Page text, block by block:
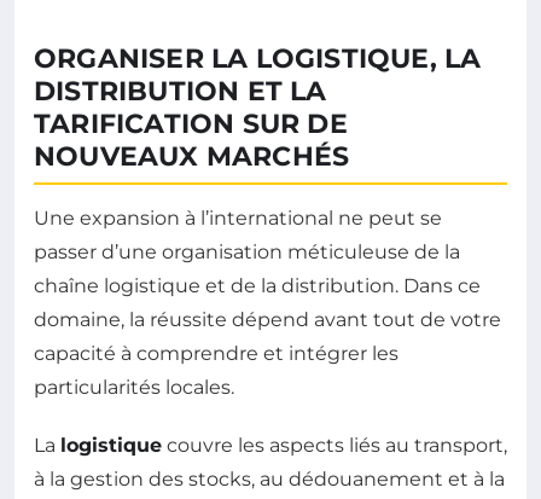
ORGANISER LA LOGISTIQUE, LA
DISTRIBUTION ET LA
TARIFICATION SUR DE
NOUVEAUX MARCHÉS
Une expansion à l’international ne peut se
passer d’une organisation méticuleuse de la
chaîne logistique et de la distribution. Dans ce
domaine, la réussite dépend avant tout de votre
capacité à comprendre et intégrer les
particularités locales.
La logistique couvre les aspects liés au transport,
à la gestion des stocks, au dédouanement et à la